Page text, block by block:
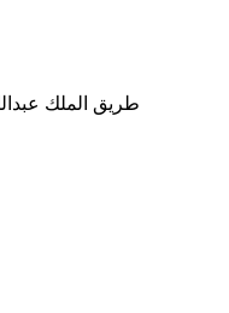
8970 طريق الملك عبدالله،